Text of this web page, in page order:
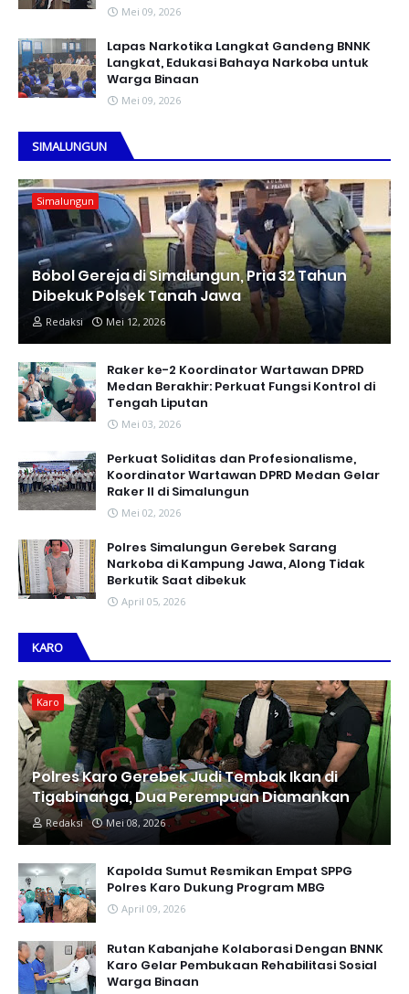
Mei 09, 2026
Lapas Narkotika Langkat Gandeng BNNK
Langkat, Edukasi Bahaya Narkoba untuk
Warga Binaan
Mei 09, 2026
SIMALUNGUN
Simalungun
Bobol Gereja di Simalungun, Pria 32 Tahun
Dibekuk Polsek Tanah Jawa
Redaksi Mei 12, 2026
Raker ke-2 Koordinator Wartawan DPRD
Medan Berakhir: Perkuat Fungsi Kontrol di
Tengah Liputan
Mei 03, 2026
Perkuat Soliditas dan Profesionalisme,
Koordinator Wartawan DPRD Medan Gelar
Raker II di Simalungun
Mei 02, 2026
Polres Simalungun Gerebek Sarang
Narkoba di Kampung Jawa, Along Tidak
Berkutik Saat dibekuk
April 05, 2026
KARO
Karo
Polres Karo Gerebek Judi Tembak Ikan di
Tigabinanga, Dua Perempuan Diamankan
Redaksi Mei 08, 2026
Kapolda Sumut Resmikan Empat SPPG
Polres Karo Dukung Program MBG
April 09, 2026
Rutan Kabanjahe Kolaborasi Dengan BNNK
Karo Gelar Pembukaan Rehabilitasi Sosial
Warga Binaan